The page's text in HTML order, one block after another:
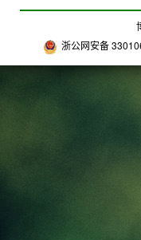
浙公网安备